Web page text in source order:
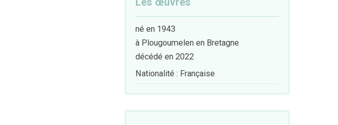
Les œuvres
né en 1943
à Plougoumelen en Bretagne
décédé en 2022
Nationalité : Française